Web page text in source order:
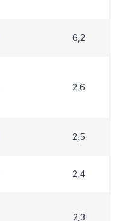
6,2
2,6
2,5
2,4
2,3